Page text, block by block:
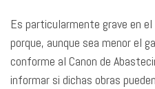
Es particularmente grave en
porque, aunque sea menor el
conforme al Canon de
informar si dichas obras